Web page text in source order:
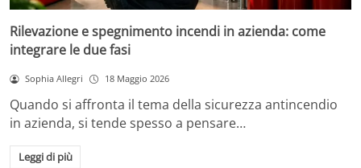
Rilevazione e spegnimento incendi in azienda: come
integrare le due fasi
Sophia Allegri 18 Maggio 2026
Quando si affronta il tema della sicurezza antincendio
in azienda, si tende spesso a pensare…
Leggi di più